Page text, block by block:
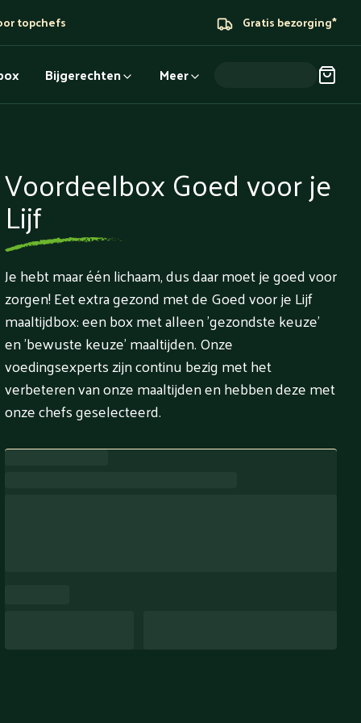
topchefs Gratis bezorging*
Bijgerechten Meer
Voordeelbox Goed voor je
Lijf
Je hebt maar één lichaam, dus daar moet je goed voor
zorgen! Eet extra gezond met de Goed voor je Lijf
maaltijdbox: een box met alleen 'gezondste keuze'
en 'bewuste keuze' maaltijden. Onze
voedingsexperts zijn continu bezig met het
verbeteren van onze maaltijden en hebben deze met
onze chefs geselecteerd.